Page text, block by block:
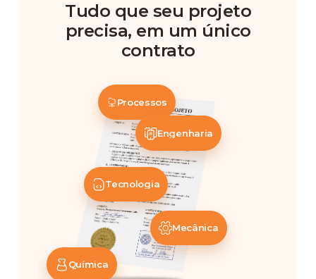
Tudo que seu projeto
precisa, em um único
contrato
Mecânica
Tecnologia
Processos
Engenharia
Química